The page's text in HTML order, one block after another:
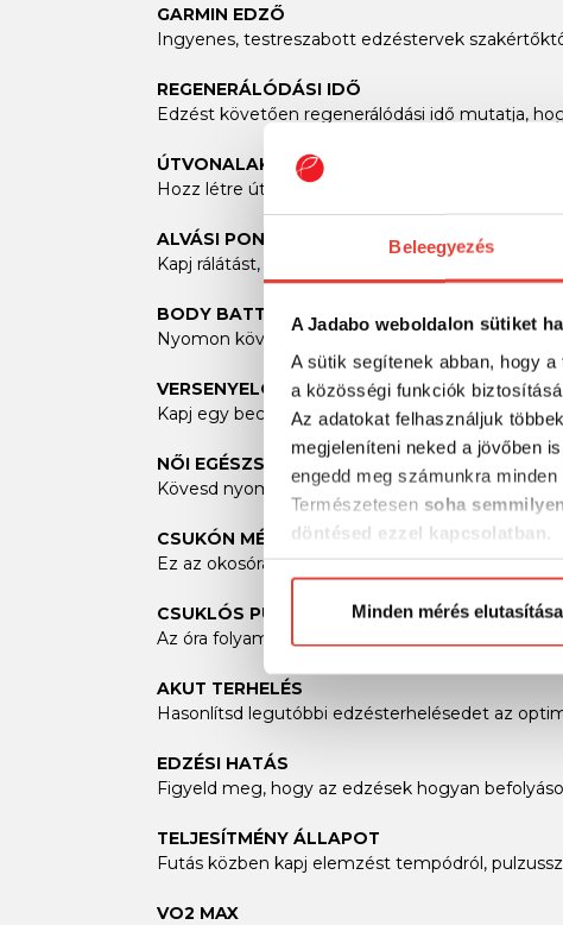
Beleegyezés
A Jadabo weboldalon sütiket
A sütik segítenek abban, hogy
a közösségi funkciók
Az adatokat felhasználjuk
megjeleníteni neked a jövőben
engedd meg számunkra
Természetesen soha
döntésed ezzel kapcsolatban.
Előre is köszönjük!
Minden mérés elutasítása
GARMIN EDZŐ
Ingyenes, testreszabott edzéstervek
REGENERÁLÓDÁSI IDŐ
Edzést követően regenerálódási idő mutatja,
ÚTVONALAK
Hozz létre útvonalat vagy keress a meglévő
ALVÁSI PONTSZÁMOK ÉS FEJLETT
Kapj rálátást, hogyan regenerálódik tested alvás
BODY BATTERY™ ENERGIASZINT-FIGYELÉS
Nyomon követi tested energiaszintjét, így tudni
VERSENYELŐREJELZŐ
Kapj egy becslést arról, milyen lenne a tempód
NŐI EGÉSZSÉG NYOMONKÖVETÉSE
Kövesd nyomon és naplózd menstruációs
CSUKÓN MÉRT FUTÁSDINAMIKA
Ez az okosóra olyan kulcsfontosságú futási
CSUKLÓS PULZUSMÉRÉS
Az óra folyamatosan méri a pulzusszámot,
AKUT TERHELÉS
Hasonlítsd legutóbbi edzésterhelésedet az
EDZÉSI HATÁS
Figyeld meg, hogy az edzések hogyan
TELJESÍTMÉNY ÁLLAPOT
Futás közben kapj elemzést tempódról,
VO2 MAX